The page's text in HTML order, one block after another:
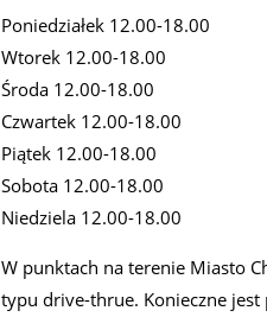
Poniedziałek 12.00-18.00
Wtorek 12.00-18.00
Środa 12.00-18.00
Czwartek 12.00-18.00
Piątek 12.00-18.00
Sobota 12.00-18.00
Niedziela 12.00-18.00
W punktach na terenie Miasto
typu drive-thrue. Konieczne